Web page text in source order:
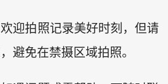
迎拍照记录美好时刻，但请
避免在禁摄区域拍照。